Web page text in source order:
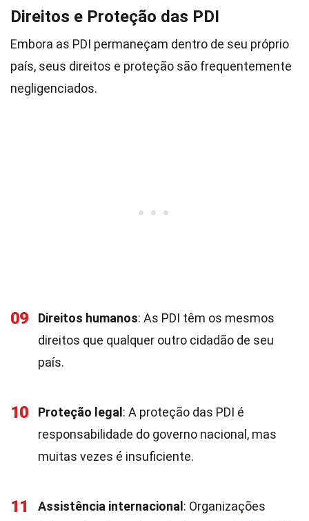
Direitos e Proteção das PDI
Embora as PDI permaneçam dentro de seu próprio
país, seus direitos e proteção são frequentemente
negligenciados.
09 Direitos humanos: As PDI têm os mesmos
direitos que qualquer outro cidadão de seu
país.
10 Proteção legal : A proteção das PDI é
responsabilidade do governo nacional, mas
muitas vezes é insuficiente.
11 Assistência internacional : Organizações